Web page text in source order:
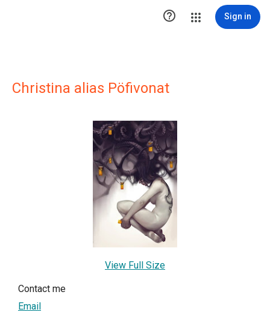
 Sign in
Christina alias Pöfivonat
View Full Size
Contact me
Email